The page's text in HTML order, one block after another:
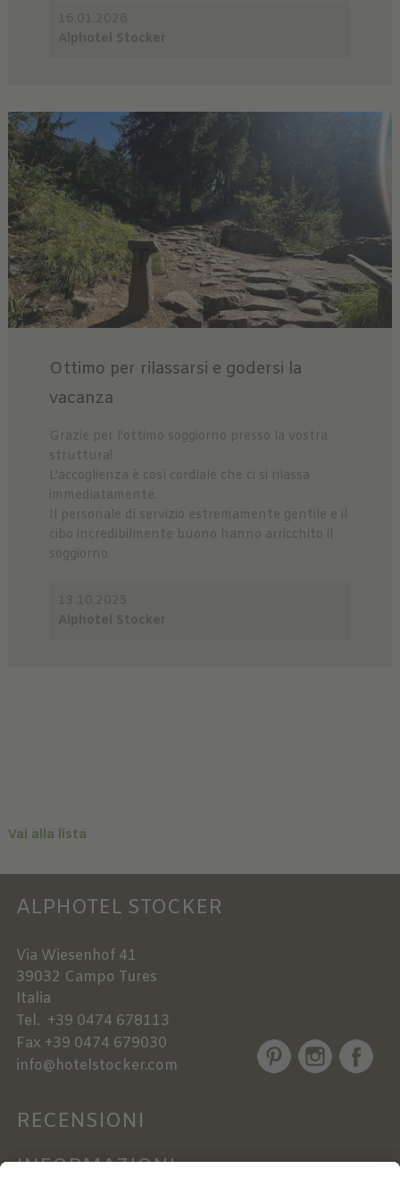
Ottimo per rilassarsi e godersi la
vacanza
Grazie per l'ottimo soggiorno presso la vostra
struttura!
L'accoglienza è così cordiale che ci si rilassa
immediatamente.
Il personale di servizio estremamente gentile e il
cibo incredibilmente buono hanno arricchito il
soggiorno.
Vai alla lista
ALPHOTEL STOCKER
Via Wiesenhof 41
39032 Campo Tures
Italia
Tel. +39 0474 678113
Fax +39 0474 679030
info@hotelstocker.com
RECENSIONI
INFORMAZIONI